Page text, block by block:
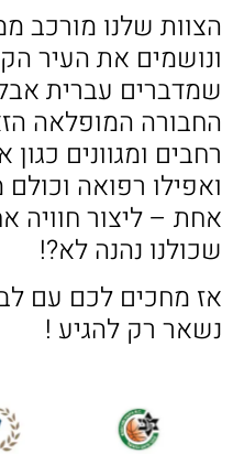
הצוות שלנו מורכב
ונושמים את העיר
שמדברים עברית
החבורה המופלאה
רחבים ומגוונים
ואפילו רפואה
אחת – ליצור חוויה
שכולנו נהנה לא?!
אז מחכים לכם עם
נשאר רק להגיע !